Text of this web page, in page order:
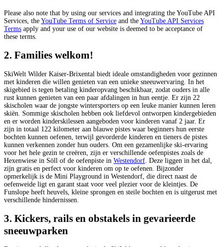
Please also note that by using our services and integrating the YouTube API
Services, the YouTube Terms of Service and the YouTube API Services
Terms apply and your use of our website is deemed to be acceptance of
these terms.
2. Families welkom!
SkiWelt Wilder Kaiser-Brixental biedt ideale omstandigheden voor gezinnen
met kinderen die willen genieten van een unieke sneeuwervaring. In het
skigebied is tegen betaling kinderopvang beschikbaar, zodat ouders in alle
rust kunnen genieten van een paar afdalingen in hun eentje. Er zijn 22
skischolen waar de jongste wintersporters op een leuke manier kunnen leren
skiën. Sommige skischolen hebben ook liefdevol ontworpen kindergebieden
en er worden kinderskilessen aangeboden voor kinderen vanaf 2 jaar. Er
zijn in totaal 122 kilometer aan blauwe pistes waar beginners hun eerste
bochten kunnen oefenen, terwijl gevorderde kinderen en tieners de pistes
kunnen verkennen zonder hun ouders. Om een gezamenlijke ski-ervaring
voor het hele gezin te creëren, zijn er verschillende oefenpistes zoals de
Hexenwiese in Söll of de oefenpiste in Westendorf . Deze liggen in het dal,
zijn gratis en perfect voor kinderen om op te oefenen. Bijzonder
opmerkelijk is de Mini Playground in Westendorf, die direct naast de
oefenweide ligt en garant staat voor veel plezier voor de kleintjes. De
Funslope heeft heuvels, kleine sprongen en steile bochten en is uitgerust met
verschillende hindernissen.
3. Kickers, rails en obstakels in gevarieerde
sneeuwparken